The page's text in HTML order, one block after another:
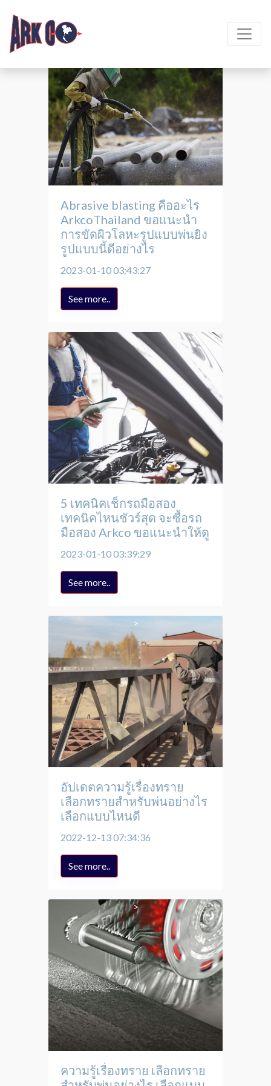
Abrasive blasting คืออะไร
ArkcoThailand ขอแนะนำ
การขัดผิวโลหะรูปแบบพ่นยิง
รูปแบบนี้ดีอย่างไร
2023-01-10 03:43:27
See more..
5 เทคนิคเช็กรถมือสอง
เทคนิคไหนชัวร์สุด จะซื้อรถ
มือสอง Arkco ขอแนะนำให้ดู
2023-01-10 03:39:29
See more..
อัปเดตความรู้เรื่องทราย
เลือกทรายสำหรับพ่นอย่างไร
เลือกแบบไหนดี
2022-12-13 07:34:36
See more..
ความรู้เรื่องทราย เลือกทราย